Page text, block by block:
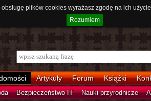
plików cookies wyrażasz zgodę na ich
Rozumiem
Artykuły Forum Książki
Bezpieczeństwo IT Nauki przyrodnicze